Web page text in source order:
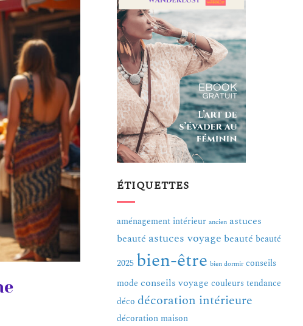
ÉTIQUETTES
aménagement intérieur ancien astuces
beauté astuces voyage beauté beauté
2025 bien-être bien dormir conseils
mode conseils voyage couleurs tendance
déco décoration intérieure
décoration maison